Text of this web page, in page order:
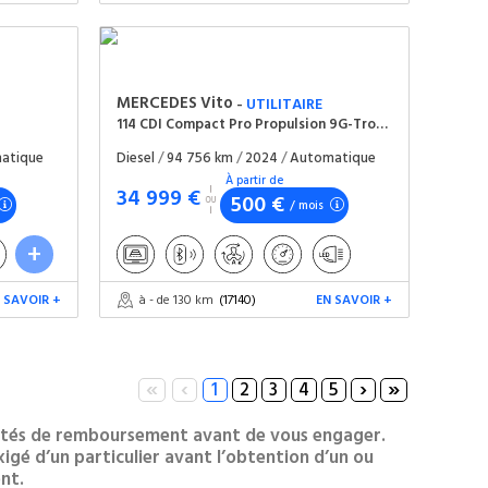
SAVOIR +
MERCEDESVito - UTILITAIRE
114 CDI Compact Pro Propulsion 9G-Tronic
Diesel/94 756 km/2024/Automatique
34 999 €
À partir de
500 € / mois
à - de 130 km (17140) EN SAVOIR +
« ‹ 1 2 3 4 5 › »
de remboursement avant de vous engager.
d’un particulier avant l’obtention d’un ou